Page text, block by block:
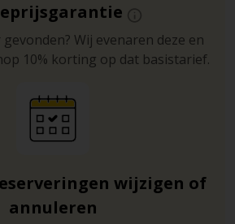
Wij evenaren deze en
10% korting op dat basistarief.
wijzigen of
annuleren